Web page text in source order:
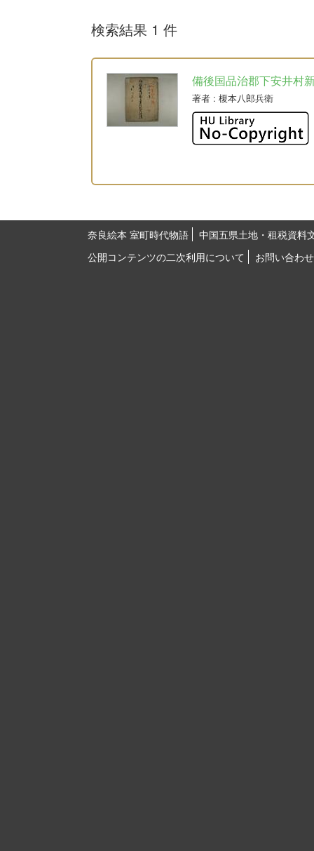
検索結果 1 件
備後国品治郡下安井村
著者 : 榎本八郎兵衛
奈良絵本 室町時代物語
中国五県土地・租税資料
公開コンテンツの二次利用について
お問い合わせ